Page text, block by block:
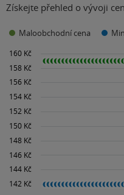
Získejte přehled o vývoji
Maloobchodní cena